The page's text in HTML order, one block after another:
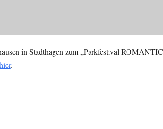
in Stadthagen zum „Parkfestival ROMANTIC
hier.